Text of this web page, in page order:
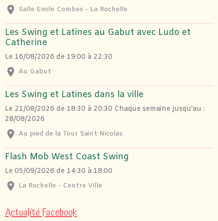
Salle Emile Combes - La Rochelle
Les Swing et Latines au Gabut avec Ludo et
Catherine
Le 16/08/2026 de 19:00 à 22:30
Au Gabut
Les Swing et Latines dans la ville
Le 21/08/2026 de 18:30 à 20:30 Chaque semaine jusqu'au :
28/08/2026
Au pied de la Tour Saint Nicolas
Flash Mob West Coast Swing
Le 05/09/2026 de 14:30 à 18:00
La Rochelle - Centre Ville
Actualité Facebook